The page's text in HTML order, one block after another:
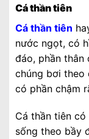
Cá thần tiên
Cá thần tiên
nước ngọt, có
đáo, phần
chúng bơi theo
có phần chậm
Cá thần tiên
sống theo bầy